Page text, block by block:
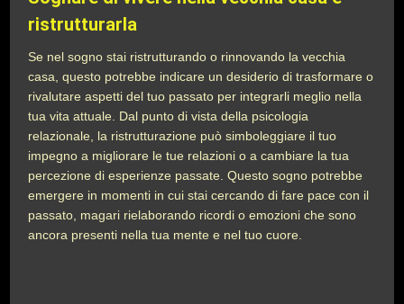
ristrutturarla
Se nel sogno stai ristrutturando o rinnovando la vecchia
casa, questo potrebbe indicare un desiderio di trasformare o
rivalutare aspetti del tuo passato per integrarli meglio nella
tua vita attuale. Dal punto di vista della psicologia
relazionale, la ristrutturazione può simboleggiare il tuo
impegno a migliorare le tue relazioni o a cambiare la tua
percezione di esperienze passate. Questo sogno potrebbe
emergere in momenti in cui stai cercando di fare pace con il
passato, magari rielaborando ricordi o emozioni che sono
ancora presenti nella tua mente e nel tuo cuore.